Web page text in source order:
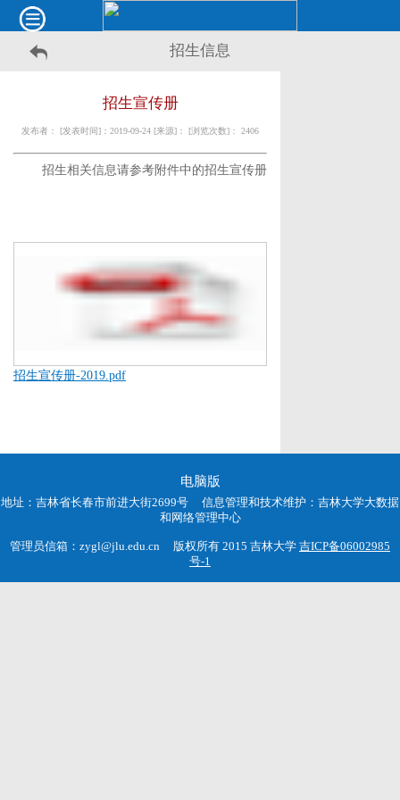
招生信息
招生宣传册
发布者： [发表时间]：2019-09-24 [来源]： [浏览次数]： 2406
招生相关信息请参考附件中的招生宣传册
招生宣传册-2019.pdf
电脑版
地址：吉林省长春市前进大街2699号 信息管理和技术维护：吉林大学大数据
和网络管理中心
管理员信箱：zygl@jlu.edu.cn 版权所有 2015 吉林大学 吉ICP备06002985
号-1